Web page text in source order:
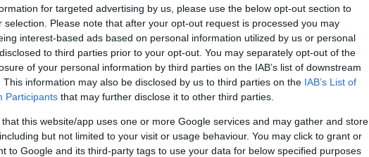
for targeted advertising by us, please use the below opt-out section to
selection. Please note that after your opt-out request is processed you may
interest-based ads based on personal information utilized by us or personal
to third parties prior to your opt-out. You may separately opt-out of the
of your personal information by third parties on the IAB’s list of downstream
This information may also be disclosed by us to third parties on the IAB’s List of
Participants that may further disclose it to other third parties.
that this website/app uses one or more Google services and may gather and store
but not limited to your visit or usage behaviour. You may click to grant or
to Google and its third-party tags to use your data for below specified purposes